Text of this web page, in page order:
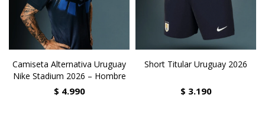
Camiseta Alternativa Uruguay
Nike Stadium 2026 – Hombre
$ 4.990
Short Titular Uruguay 2026
$ 3.190